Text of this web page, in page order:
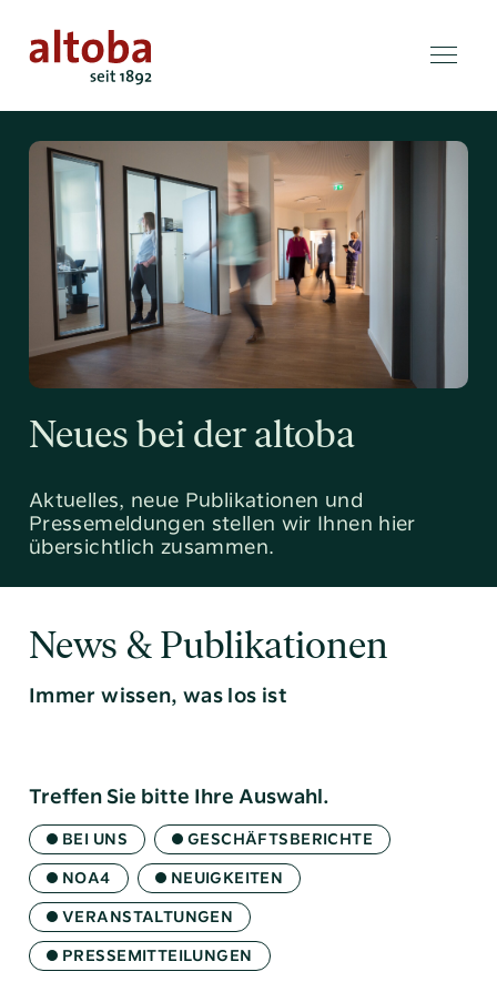
Wunschtermin vereinbaren
Neues bei der altoba
Aktuelles, neue Publikationen und
Pressemeldungen stellen wir Ihnen hier
übersichtlich zusammen.
News & Publikationen
Immer wissen, was los ist
Treffen Sie bitte Ihre Auswahl.
BEI UNS GESCHÄFTSBERICHTE
NOA4 NEUIGKEITEN
VERANSTALTUNGEN
PRESSEMITTEILUNGEN